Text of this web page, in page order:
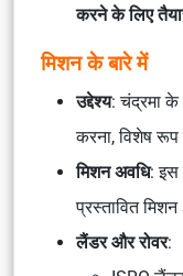
करने के लिए
मिशन के बारे में
उद्देश्य: चंद्रमा के
करना, विशेष रूप
मिशन अवधि: इस
प्रस्तावित
लैंडर और रोवर: